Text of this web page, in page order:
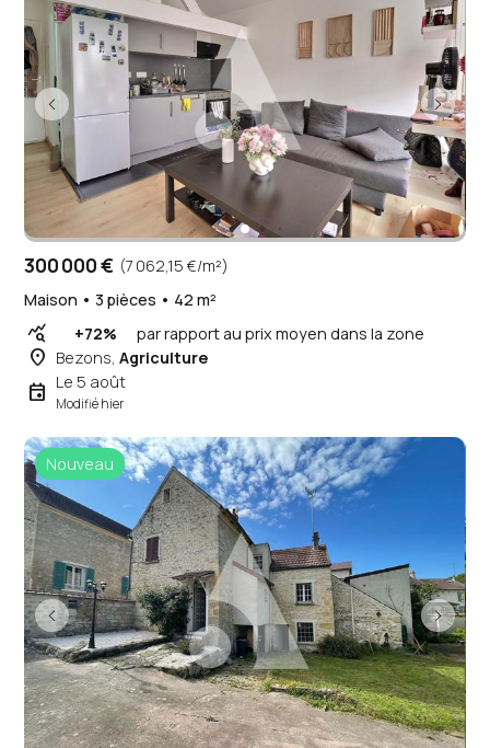
300 000 € (7 062,15 €/m²)
Maison • 3 pièces • 42 m²
query_stats +72% par rapport au prix moyen dans la zone
place Bezons,Agriculture
event Le 5 août
Modifié hier
Nouveau